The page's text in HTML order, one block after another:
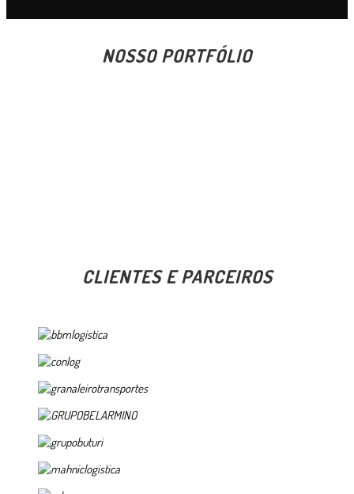
NOSSO PORTFÓLIO
CLIENTES E PARCEIROS